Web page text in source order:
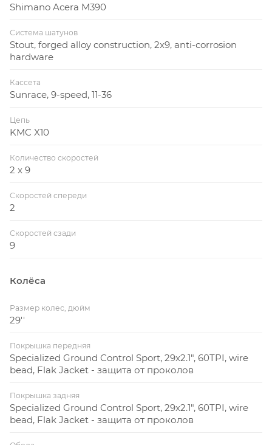
Shimano Acera M390
Система шатунов
Stout, forged alloy construction, 2x9, anti-corrosion
hardware
Кассета
Sunrace, 9-speed, 11-36
Цепь
KMC X10
Количество скоростей
2 x 9
Скоростей спереди
2
Скоростей сзади
9
Колёса
Размер колес, дюйм
29''
Покрышка передняя
Specialized Ground Control Sport, 29x2.1", 60TPI, wire
bead, Flak Jacket - защита от проколов
Покрышка задняя
Specialized Ground Control Sport, 29x2.1", 60TPI, wire
bead, Flak Jacket - защита от проколов